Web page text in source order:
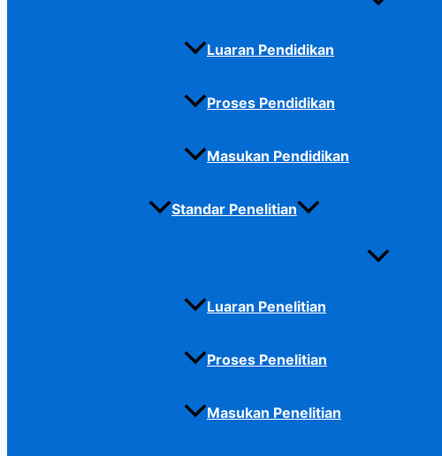
Luaran Pendidikan
Proses Pendidikan
Masukan Pendidikan
Standar Penelitian
Luaran Penelitian
Proses Penelitian
Masukan Penelitian